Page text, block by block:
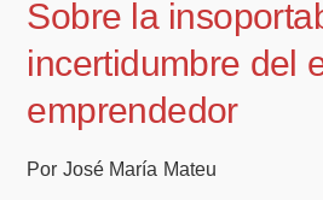
Sobre la
incertidumbre del
emprendedor
Por José María Mateu